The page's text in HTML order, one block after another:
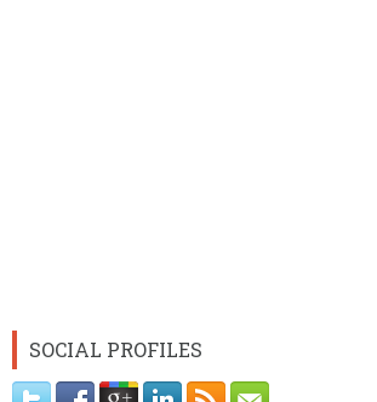
SOCIAL PROFILES